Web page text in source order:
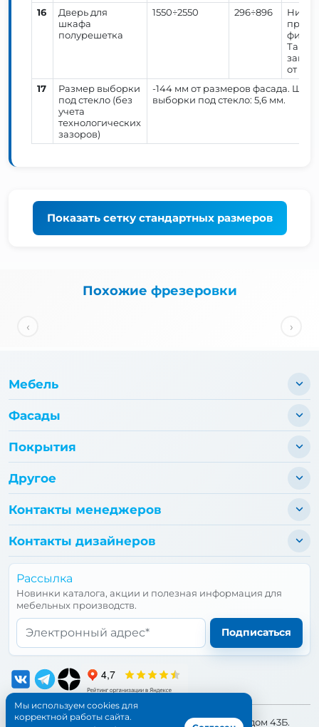
16
Дверь для
шкафа
полурешетка
1550÷2550 296÷896
от
17
Размер выборки
под стекло (без
учета
технологических
зазоров)
-144 мм от размеров фасада.
выборки под стекло: 5,6 мм.
Показатьсетку стандартных размеров
Похожие фрезеровки
‹ ›
Мы используем cookies для
корректной работы сайта.
Мебель
Фасады
Покрытия
Другое
Контакты менеджеров
Контакты дизайнеров
Рассылка
Новинки каталога, акции и полезная информация для
мебельных производств.
Email* Подписаться
📍 Адрес: Санкт-Петербург, улица Бухарестская, дом 43Б.